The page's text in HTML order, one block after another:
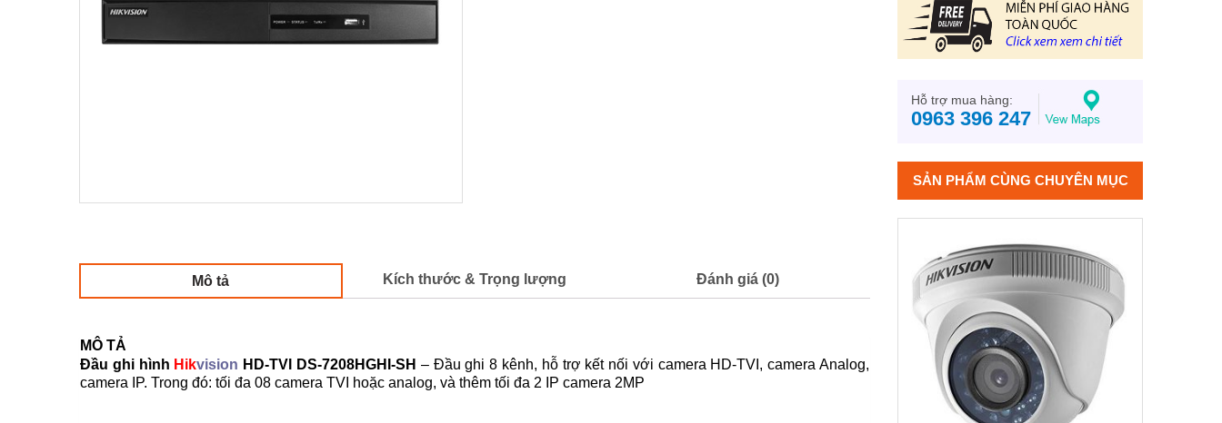
Mô tả Kích thước & Trọng lượng Đánh giá (0)
MÔ TẢ
Đầu ghi hình Hikvision HD-TVI DS-7208HGHI-SH – Đầu ghi 8 kênh, hỗ trợ kết nối với camera HD-TVI, camera Analog,
camera IP. Trong đó: tối đa 08 camera TVI hoặc analog, và thêm tối đa 2 IP camera 2MP
Hỗ trợ mua hàng:
0963 396 247
SẢN PHẨM CÙNG CHUYÊN MỤC